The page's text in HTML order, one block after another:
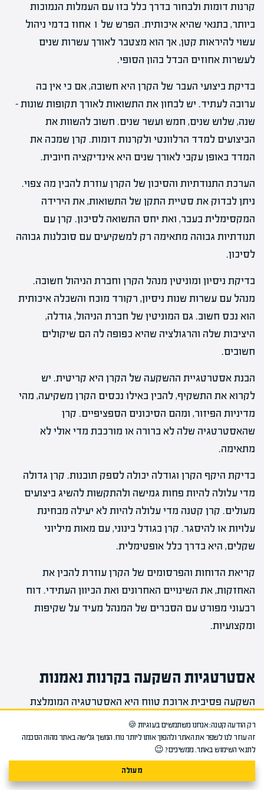
קרנות דומות ולבחור בדרך כלל בזו עם העמלות הנמוכות
ביותר, בתנאי שהיא איכותית. הפרש של 1 אחוז בדמי ניהול
עשוי להיראות קטן, אך הוא מצטבר לאורך עשרות שנים
לעשרות אחוזים הבדל בהון הסופי.
בדיקת ביצועי העבר של הקרן היא חשובה, אם כי אין בה
ערובה לעתיד. יש לבחון את התשואות לאורך תקופות שונות –
שנה, שלוש שנים, חמש ועשר שנים. חשוב להשוות את
הביצועים למדד הרלוונטי ולקרנות דומות. קרן שמכה את
המדד באופן עקבי לאורך שנים היא אינדיקציה חיובית.
הערכת התנודתיות והסיכון של הקרן עוזרת להבין מה צפוי.
ניתן לבדוק את סטיית התקן של התשואות, את הירידה
המקסימלית בעבר, ואת יחס התשואה לסיכון. קרן עם
תנודתיות גבוהה מתאימה רק למשקיעים עם סובלנות גבוהה
לסיכון.
בדיקת ניסיון ומוניטין מנהל הקרן וחברת הניהול חשובה.
מנהל עם עשרות שנות ניסיון, רקורד מוכח והשכלה איכותית
הוא נכס חשוב. גם המוניטין של חברת הניהול, גודלה,
היציבות שלה והרגולציה שהיא כפופה לה הם שיקולים
חשובים.
הבנת אסטרטגיית ההשקעה של הקרן היא קריטית. יש
לקרוא את התשקיף, להבין באילו נכסים הקרן משקיעה, מהי
מדיניות הפיזור, ומהם הסיכונים הספציפיים. קרן
שהאסטרטגיה שלה לא ברורה או מורכבת מדי אולי לא
מתאימה.
בדיקת היקף הקרן וגודלה יכולה לספק תובנות. קרן גדולה
מדי עלולה להיות פחות גמישה ולהתקשות להשיג ביצועים
מעולים. קרן קטנה מדי עלולה להיות לא יעילה מבחינת
עלויות או להיסגר. קרן בגודל בינוני, עם מאות מיליוני
שקלים, היא בדרך כלל אופטימלית.
קריאת הדוחות והפרסומים של הקרן עוזרת להבין את
האחזקות, את השינויים האחרונים ואת הכיוון העתידי. דוח
רבעוני מפורט עם הסברים של המנהל מעיד על שקיפות
ומקצועיות.
אסטרטגיות השקעה בקרנות נאמנות
השקעה פסיבית ארוכת טווח היא האסטרטגיה המומלצת
והפופולרית ביותר. הגישה פשוטה – בוחרים קרן או מספר
קרנות איכותיות, משקיעים בהן, ומחזיקים למשך שנים רבות.
מוסיפים כסף באופן קבוע, ונמנעים מתגובות רגשיות
לתנודות השוק. האסטרטגיה מבוססת על האמונה
רק הודעה קטנה: אנחנו משתמשים בעוגיות 🍪
זה עוזר לנו לשפר את האתר ולהפוך אותו ליותר נוח. המשך גלישה באתר מהוה הסכמה
לתנאי השימוש באתר. ממשיכים? 😉
מעולה